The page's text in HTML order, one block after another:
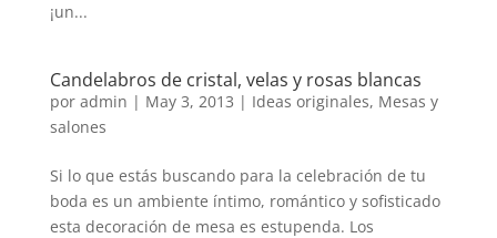
¡un...
Candelabros de cristal, velas y rosas blancas
por admin | May 3, 2013 | Ideas originales, Mesas y
salones
Si lo que estás buscando para la celebración de tu
boda es un ambiente íntimo, romántico y sofisticado
esta decoración de mesa es estupenda. Los